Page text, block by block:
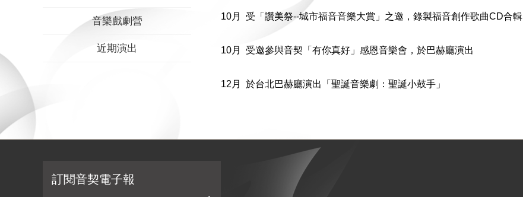
音樂戲劇營
近期演出
10月 受「讚美祭--城市福音音樂大賞」之邀，錄製福音創作歌曲CD合輯
10月 受邀參與音契「有你真好」感恩音樂會，於巴赫廳演出
12月 於台北巴赫廳演出「聖誕音樂劇：聖誕小鼓手」
訂閱音契電子報